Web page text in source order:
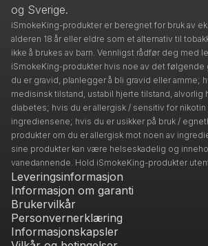
og Sverige.
iSmokeKing-produkter er beregnet for bruk av
alderen 18 år eller eldre som et alternativ til
ikke å brukes av barn. Vennligst rådfør deg med
iSmokeKing-produkter hvis noe av det
du er gravid, planlegger å bli gravid eller amme;
medisinsk tilstand, ustabil hjerte tilstand,
diabetes; hvis du er allergisk / sensitiv for nikotin
ingrediensene; hvis du er usikker på bruk /
produkter om du er allergisk mot noen av
sine produkter kan være helseskadelig og
vanedannende. Hold iSmokeKing-produkter
Leveringsinformasjon
Informasjon om garanti
Brukervilkår
Personvernerklæring
Informasjonskapsler